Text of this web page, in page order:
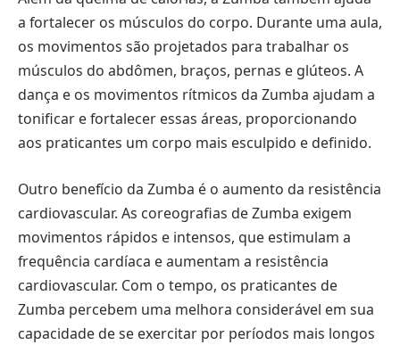
a fortalecer os músculos do corpo. Durante uma aula,
os movimentos são projetados para trabalhar os
músculos do abdômen, braços, pernas e glúteos. A
dança e os movimentos rítmicos da Zumba ajudam a
tonificar e fortalecer essas áreas, proporcionando
aos praticantes um corpo mais esculpido e definido.
Outro benefício da Zumba é o aumento da resistência
cardiovascular. As coreografias de Zumba exigem
movimentos rápidos e intensos, que estimulam a
frequência cardíaca e aumentam a resistência
cardiovascular. Com o tempo, os praticantes de
Zumba percebem uma melhora considerável em sua
capacidade de se exercitar por períodos mais longos